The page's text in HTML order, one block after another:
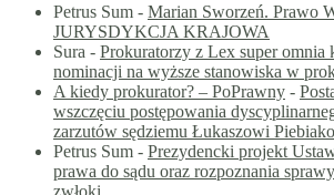
Petrus Sum - Marian Sworzeń. Prawo
JURYSDYKCJA KRAJOWA
Sura - Prokuratorzy z Lex super omnia
nominacji na wyższe stanowiska w
A kiedy prokurator? – PoPrawny -
wszczęciu postępowania
zarzutów sędziemu Łukaszowi
Petrus Sum - Prezydencki projekt
prawa do sądu oraz rozpoznania
zwłoki